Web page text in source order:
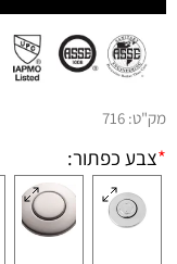
מק"ט: 716
*צבע כפתור: